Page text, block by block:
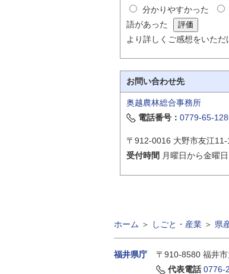
分かりやすかった
語があった
より詳しくご感想をいただ
お問い合わせ先
奥越農林総合事務所
電話番号： 0779-65-
〒912-0016 大野市友江
受付時間 月曜日から金曜
ホーム ＞ しごと・産業 ＞ 県
福井県庁 〒910-8580 福井
代表電話 0776-